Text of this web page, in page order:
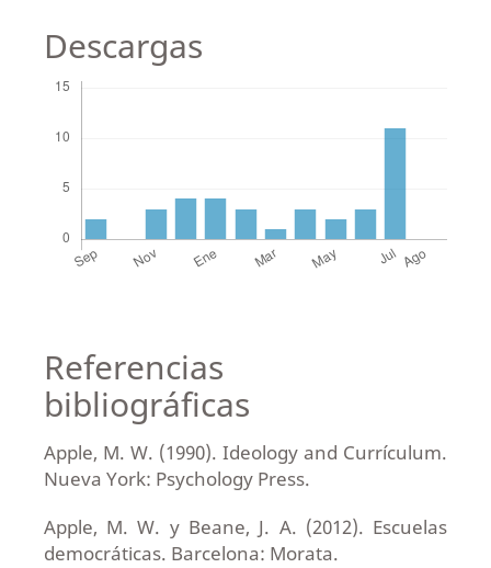
Descargas
Referencias
bibliográficas
Apple, M. W. (1990). Ideology and Currículum.
Nueva York: Psychology Press.
Apple, M. W. y Beane, J. A. (2012). Escuelas
democráticas. Barcelona: Morata.